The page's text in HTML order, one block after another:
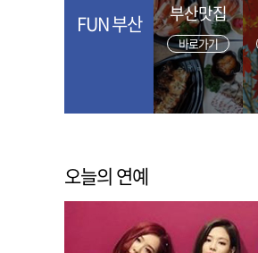
FUN 부산 부산맛집
바로가기
오늘의 연예